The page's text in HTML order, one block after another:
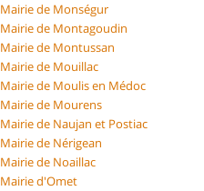
Mairie de Monségur
Mairie de Montagoudin
Mairie de Montussan
Mairie de Mouillac
Mairie de Moulis en Médoc
Mairie de Mourens
Mairie de Naujan et Postiac
Mairie de Nérigean
Mairie de Noaillac
Mairie d'Omet